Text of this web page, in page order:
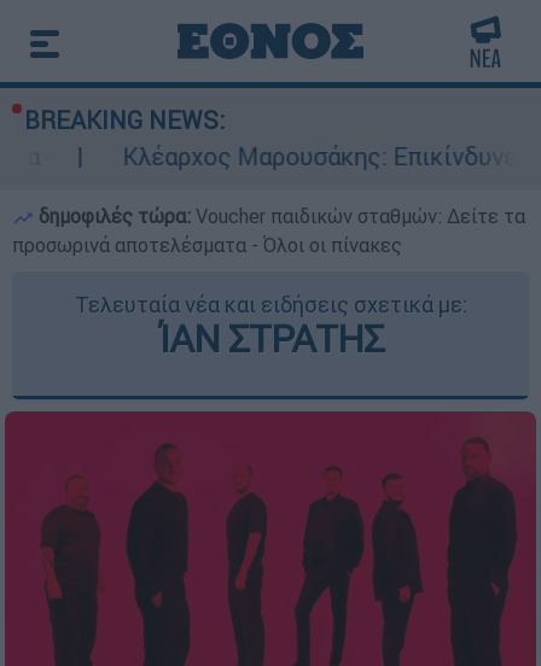
BREAKING NEWS:
Μαρουσάκης: Επικίνδυνες οι
δημοφιλές τώρα: Voucher παιδικών σταθμών: Δείτε τα
προσωρινά αποτελέσματα - Όλοι οι πίνακες
Τελευταία νέα και ειδήσεις σχετικά με:
ΊΑΝ ΣΤΡΑΤΗΣ